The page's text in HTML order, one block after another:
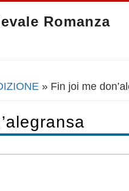
Romanza
» Fin joi me